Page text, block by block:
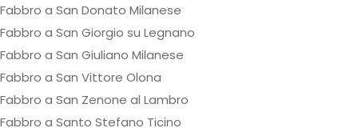
Fabbro a San Donato Milanese
Fabbro a San Giorgio su Legnano
Fabbro a San Giuliano Milanese
Fabbro a San Vittore Olona
Fabbro a San Zenone al Lambro
Fabbro a Santo Stefano Ticino